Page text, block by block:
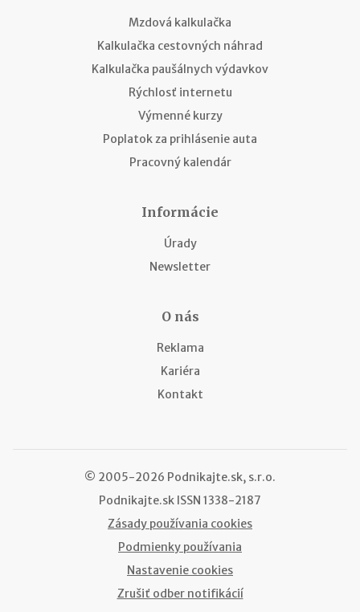
Mzdová kalkulačka
Kalkulačka cestovných náhrad
Kalkulačka paušálnych výdavkov
Rýchlosť internetu
Výmenné kurzy
Poplatok za prihlásenie auta
Pracovný kalendár
Informácie
Úrady
Newsletter
O nás
Reklama
Kariéra
Kontakt
© 2005-2026 Podnikajte.sk, s.r.o.
Podnikajte.sk ISSN 1338-2187
Zásady používania cookies
Podmienky používania
Nastavenie cookies
Zrušiť odber notifikácií